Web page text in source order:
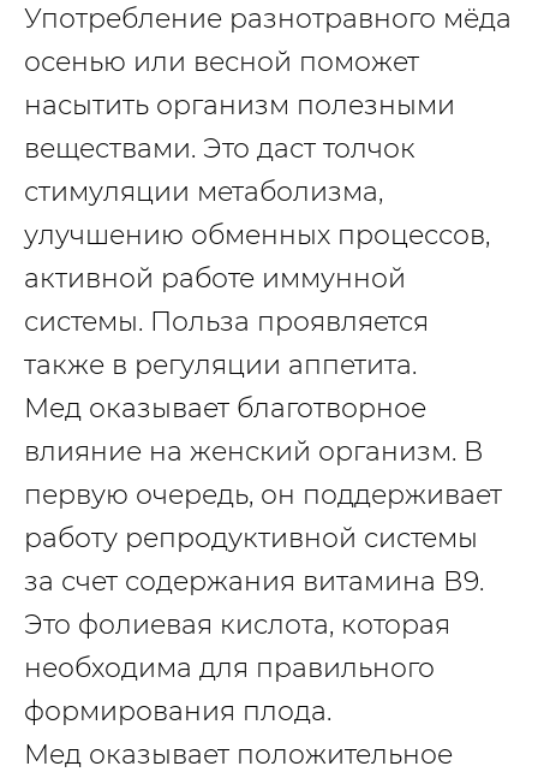
Употребление разнотравного мёда
осенью или весной поможет
насытить организм полезными
веществами. Это даст толчок
стимуляции метаболизма,
улучшению обменных процессов,
активной работе иммунной
системы. Польза проявляется
также в регуляции аппетита.
Мед оказывает благотворное
влияние на женский организм. В
первую очередь, он поддерживает
работу репродуктивной системы
за счет содержания витамина В9.
Это фолиевая кислота, которая
необходима для правильного
формирования плода.
Мед оказывает положительное